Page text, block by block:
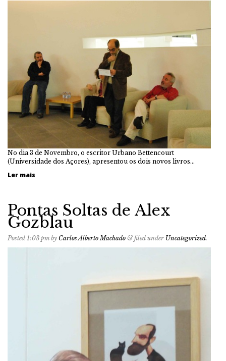
No dia 3 de Novembro, o escritor Urbano Bettencourt
(Universidade dos Açores), apresentou os dois novos livros…
Ler mais
Pontas Soltas de Alex
Gozblau
Posted 1:03 pm by Carlos Alberto Machado & filed under Uncategorized.